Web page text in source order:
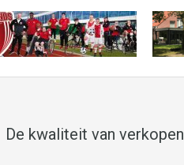
De kwaliteit van verkopen